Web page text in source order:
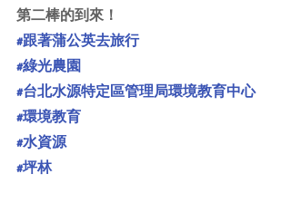
第二棒的到來！
#跟著蒲公英去旅行
#綠光農園
#台北水源特定區管理局環境教育中心
#環境教育
#水資源
#坪林